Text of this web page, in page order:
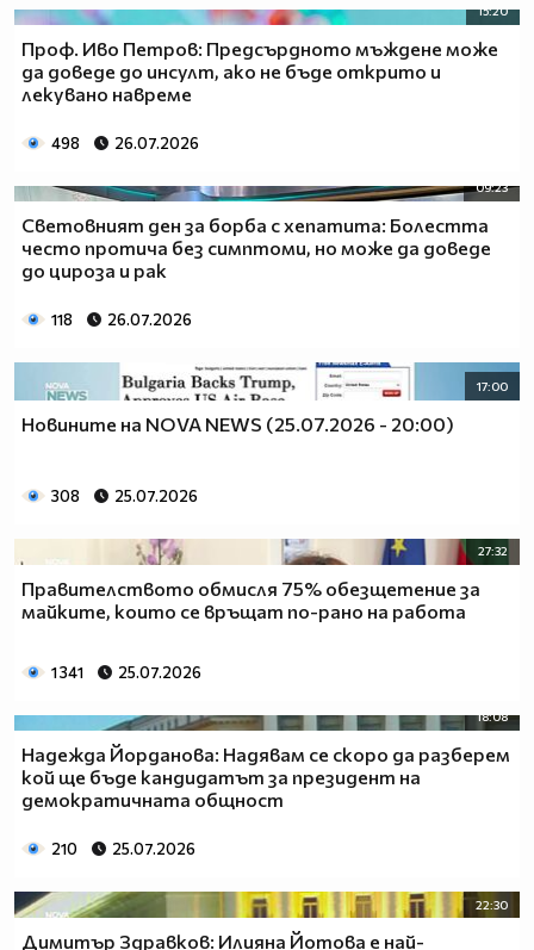
15:20
Проф. Иво Петров: Предсърдното мъждене може
да доведе до инсулт, ако не бъде открито и
лекувано навреме
498 26.07.2026
09:23
Световният ден за борба с хепатита: Болестта
често протича без симптоми, но може да доведе
до цироза и рак
118 26.07.2026
17:00
Новините на NOVA NEWS (25.07.2026 - 20:00)
308 25.07.2026
27:32
Правителството обмисля 75% обезщетение за
майките, които се връщат по-рано на работа
1 341 25.07.2026
18:08
Надежда Йорданова: Надявам се скоро да разберем
кой ще бъде кандидатът за президент на
демократичната общност
210 25.07.2026
22:30
Димитър Здравков: Илияна Йотова е най-